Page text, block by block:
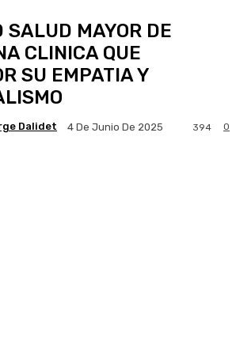
SALUD MAYOR DE
CLINICA QUE
SU EMPATIA Y
Dalidet 4 De Junio De 2025 0
394